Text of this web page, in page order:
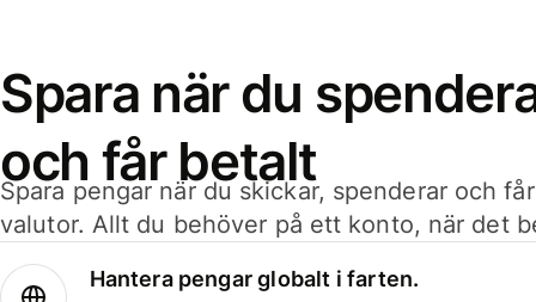
Spara när du
och får betalt
Spara pengar när du skickar, spenderar och
valutor. Allt du behöver på ett konto, när det
Hantera pengar globalt i farten.